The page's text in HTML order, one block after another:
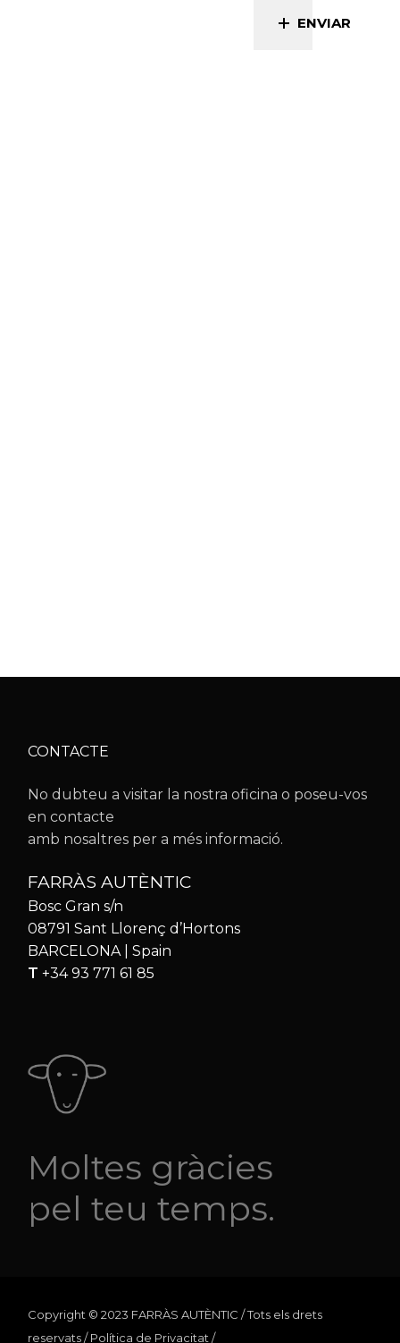
ENVIAR
CONTACTE
No dubteu a visitar la nostra oficina o poseu-vos
en contacte
amb nosaltres per a més informació.
FARRÀS AUTÈNTIC
Bosc Gran s/n
08791 Sant Llorenç d’Hortons
BARCELONA | Spain
T +34 93 771 61 85
Moltes gràcies
pel teu temps.
Copyright © 2023 FARRÀS AUTÈNTIC / Tots els drets
reservats /Política de Privacitat /